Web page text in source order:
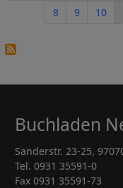
Seite
8 Seite
9 Seite
10
Buchladen
Sanderstr. 23-25,
Tel. 0931 35591-0
Fax 0931 35591-73